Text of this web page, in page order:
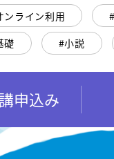
ンライン利用
礎
小説
申込み